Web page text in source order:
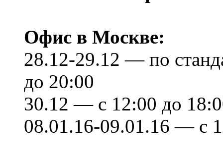
Офис в Москве:
28.12-29.12 — по
до 20:00
30.12 — с 12:00 до
08.01.16-09.01.16 — с